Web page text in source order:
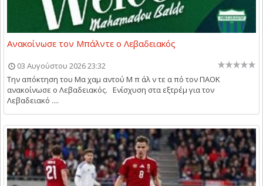
Ανακοίνωσε τον Μπάλντε ο Λεβαδειακός
03 Αυγούστου 2026 23:32
Την απόκτηση του Μα χαμ αντού Μ π άλ ν τε α πό τον ΠΑΟΚ
ανακοίνωσε ο Λεβαδειακός. Ενίσχυση στα εξτρέμ για τον
Λεβαδειακό ....